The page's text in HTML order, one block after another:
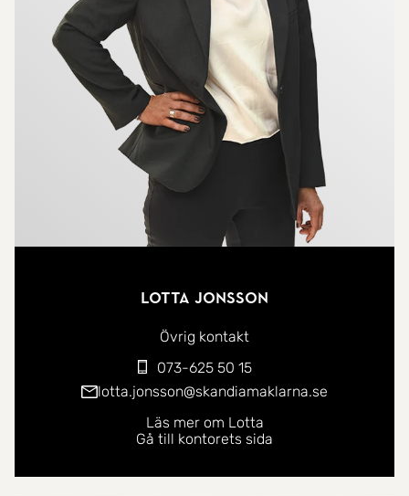
Lotta Jonsson
Övrig kontakt
073-625 50 15
lotta.jonsson@skandiamaklarna.se
Läs mer om Lotta
Gå till kontorets sida